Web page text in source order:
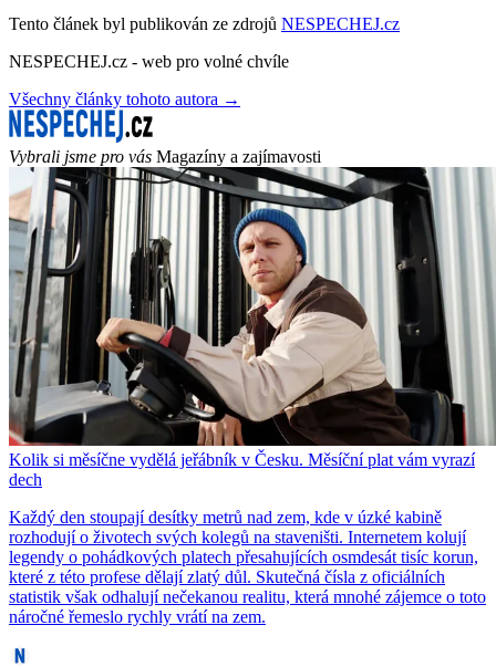
Tento článek byl publikován ze zdrojů NESPECHEJ.cz
NESPECHEJ.cz - web pro volné chvíle
Všechny články tohoto autora →
Vybrali jsme pro vás Magazíny a zajímavosti
Kolik si měsíčne vydělá jeřábník v Česku. Měsíční plat vám vyrazí
dech
Každý den stoupají desítky metrů nad zem, kde v úzké kabině
rozhodují o životech svých kolegů na staveništi. Internetem kolují
legendy o pohádkových platech přesahujících osmdesát tisíc korun,
které z této profese dělají zlatý důl. Skutečná čísla z oficiálních
statistik však odhalují nečekanou realitu, která mnohé zájemce o toto
náročné řemeslo rychly vrátí na zem.